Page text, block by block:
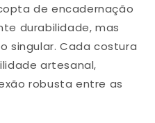
de encadernação
durabilidade, mas
singular. Cada costura
artesanal,
robusta entre as